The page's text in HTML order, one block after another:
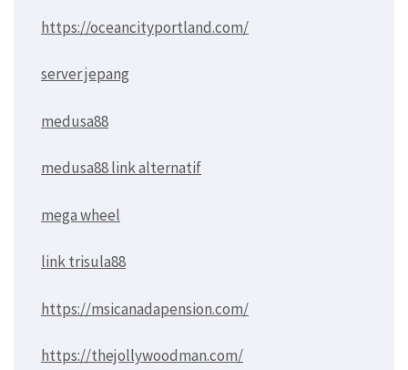
https://oceancityportland.com/
server jepang
medusa88
medusa88 link alternatif
mega wheel
link trisula88
https://msicanadapension.com/
https://thejollywoodman.com/